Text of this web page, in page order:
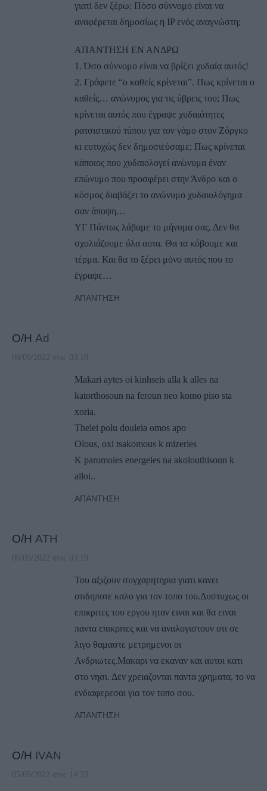
γιατί δεν ξέρω: Πόσο σύννομο είναι να
αναφέρεται δημοσίως η IP ενός αναγνώστη;
ΑΠΑΝΤΗΣΗ ΕΝ ΑΝΔΡΩ
1. Όσο σύννομο είναι να βρίζει χυδαία αυτός!
2. Γράφετε “ο καθείς κρίνεται”. Πως κρίνεται ο
καθείς… ανώνυμος για τις ύβρεις του; Πως
κρίνεται αυτός που έγραψε χυδαιότητες
ρατσιστικού τύπου για τον γάμο στον Ζόργκο
κι ευτυχώς δεν δημοσιεύσαμε; Πως κρίνεται
κάποιος που χυδαιολογεί ανώνυμα έναν
επώνυμο που προσφέρει στην Άνδρο και ο
κόσμος διαβάζει το ανώνυμο χυδαιολόγημα
σαν άποψη…
ΥΓ Πάντως λάβαμε το μήνυμα σας. Δεν θα
σχολιάζουμε όλα αυτα. Θα τα κόβουμε και
τέρμα. Και θα το ξέρει μόνο αυτός που το
έγραψε…
ΑΠΆΝΤΗΣΗ
Ο/Η Ad
06/09/2022 στις 03:19
Makari aytes oi kinhseis alla k alles na
katorthosoun na feroun neo komo piso sta
xoria.
Thelei polu douleia omos apo
Olous, oxi tsakomous k mizeries
K paromoies energeies na akolouthisoun k
alloi..
ΑΠΆΝΤΗΣΗ
Ο/Η ATH
06/09/2022 στις 03:19
Του αξιζουν συγχαρητηρια γιατι κανει
οτιδηποτε καλο για τον τοπο του.Δυστυχως οι
επικριτες του εργου ηταν ειναι και θα ειναι
παντα επικριτες και να αναλογιστουν οτι σε
λιγο θαμαστε μετρημενοι οι
Ανδριωτες.Μακαρι να εκαναν και αυτοι κατι
στο νησι. Δεν χρειαζονται παντα χρηματα, το να
ενδιαφερεσαι για τον τοπο σου.
ΑΠΆΝΤΗΣΗ
Ο/Η ΙVAN
05/09/2022 στις 14:33